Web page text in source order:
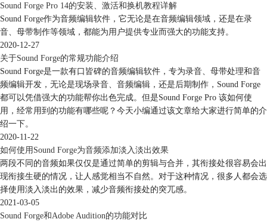
图5：编辑区域标记
如下图所示，在区域列表中，大家可以看到每个标记点所对应的音频信
息。大家可以先双击区域列表中的“名称”对每个标记点进行重命名，方便
后续更好地区分不同的标记点。
Sound Forge Pro 14的安装、激活和换机教程详解
Sound Forge作为音频编辑软件，它无论是在音频编辑领域，还是在录
音、母带制作等领域，都能为用户提供专业而强大的功能支持。
2020-12-27
关于Sound Forge的常规功能介绍
Sound Forge是一款有口皆碑的音频编辑软件，专为录音、母带处理和音
频编辑开发，无论是现场录音、音频编辑，还是后期制作，Sound Forge
都可以凭借强大的功能帮你出色完成。但是Sound Forge Pro 该如何使
用，经常用到的功能有哪些呢？今天小编通过该文章给大家进行简单的介
绍一下。
2020-11-22
如何使用Sound Forge为音频添加淡入淡出效果
两段不同的音频如果仅仅是通过简单的剪辑与合并，其衔接处很容易会出
现衔接生硬的情况，让人感觉相当不自然。对于这种情况，很多人都会选
择使用淡入淡出的效果，减少音频衔接处的突兀感。
2021-03-05
Sound Forge和Adobe Audition的功能对比